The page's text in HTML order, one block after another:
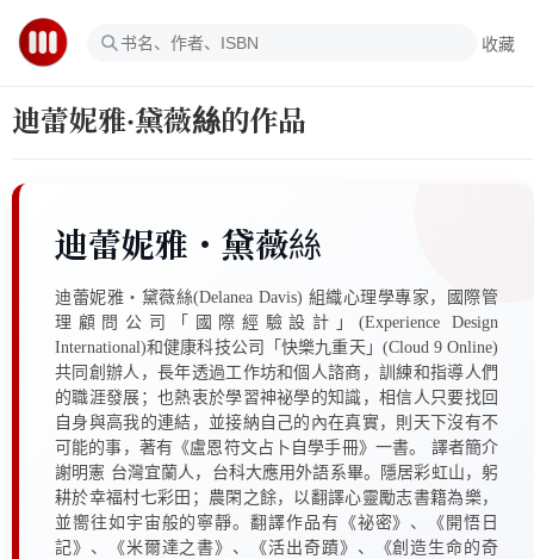
收藏
迪蕾妮雅‧黛薇絲的作品
迪蕾妮雅‧黛薇絲
迪蕾妮雅‧黛薇絲(Delanea Davis) 組織心理學專家，國際管
理顧問公司「國際經驗設計」(Experience Design
International)和健康科技公司「快樂九重天」(Cloud 9 Online)
共同創辦人，長年透過工作坊和個人諮商，訓練和指導人們
的職涯發展；也熱衷於學習神祕學的知識，相信人只要找回
自身與高我的連結，並接納自己的內在真實，則天下沒有不
可能的事，著有《盧恩符文占卜自學手冊》一書。 譯者簡介
謝明憲 台灣宜蘭人，台科大應用外語系畢。隱居彩虹山，躬
耕於幸福村七彩田；農閑之餘，以翻譯心靈勵志書籍為樂，
並嚮往如宇宙般的寧靜。翻譯作品有《祕密》、《開悟日
記》、《米爾達之書》、《活出奇蹟》、《創造生命的奇